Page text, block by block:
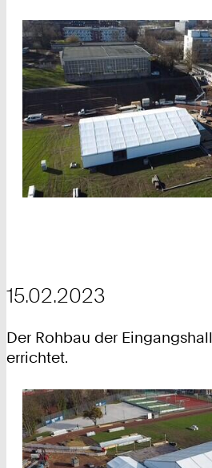
15.02.2023
Der Rohbau der
errichtet.